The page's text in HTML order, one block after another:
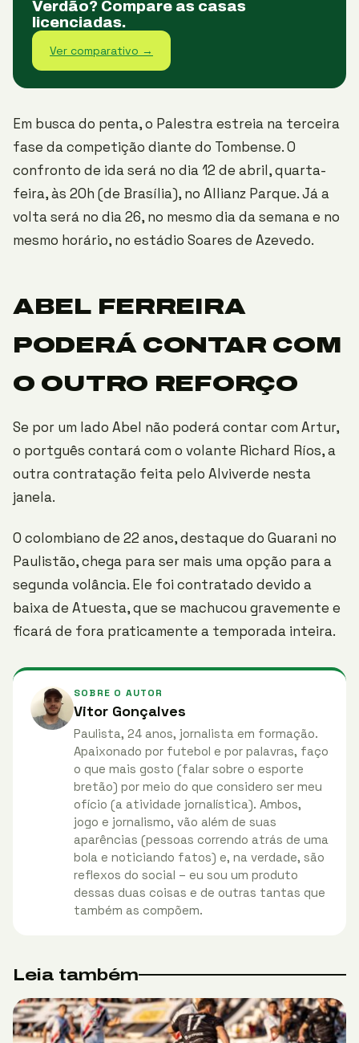
Verdão? Compare as casas
licenciadas.
Ver comparativo →
Em busca do penta, o Palestra estreia na terceira
fase da competição diante do Tombense. O
confronto de ida será no dia 12 de abril, quarta-
feira, às 20h (de Brasília), no Allianz Parque. Já a
volta será no dia 26, no mesmo dia da semana e no
mesmo horário, no estádio Soares de Azevedo.
ABEL FERREIRA
PODERÁ CONTAR COM
O OUTRO REFORÇO
Se por um lado Abel não poderá contar com Artur,
o portguês contará com o volante Richard Ríos, a
outra contratação feita pelo Alviverde nesta
janela.
O colombiano de 22 anos, destaque do Guarani no
Paulistão, chega para ser mais uma opção para a
segunda volância. Ele foi contratado devido a
baixa de Atuesta, que se machucou gravemente e
ficará de fora praticamente a temporada inteira.
SOBRE O AUTOR
Vitor Gonçalves
Paulista, 24 anos, jornalista em formação.
Apaixonado por futebol e por palavras, faço
o que mais gosto (falar sobre o esporte
bretão) por meio do que considero ser meu
ofício (a atividade jornalística). Ambos,
jogo e jornalismo, vão além de suas
aparências (pessoas correndo atrás de uma
bola e noticiando fatos) e, na verdade, são
reflexos do social – eu sou um produto
dessas duas coisas e de outras tantas que
também as compõem.
Leia também